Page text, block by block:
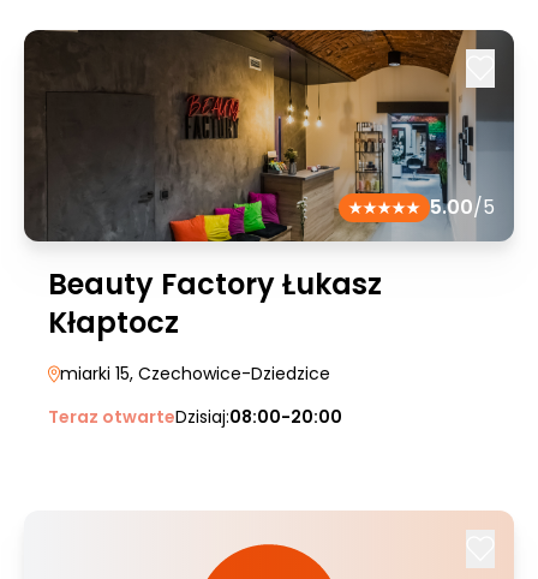
5.00/5
Beauty Factory Łukasz
Kłaptocz
miarki 15, Czechowice-Dziedzice
Teraz otwarteDzisiaj:08:00-20:00